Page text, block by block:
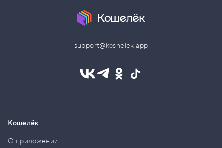
support@koshelek.app
Кошелёк
О приложении